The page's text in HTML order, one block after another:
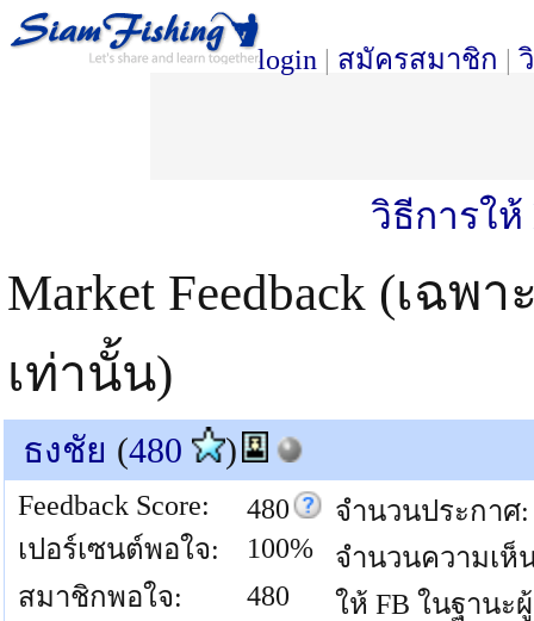
login | สมัครสมาชิก |
วิธีการให้
Market Feedback (เฉ
เท่านั้น)
ธงชัย (480 )
Feedback Score:
480
เปอร์เซนต์พอใจ:
100%
สมาชิกพอใจ:
480
จำนวนประกาศ:
จำนวนความเห็
ให้ FB ในฐานะ